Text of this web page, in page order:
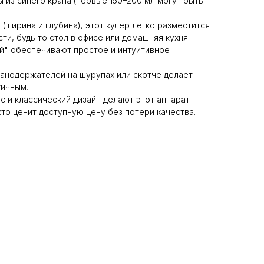
и глубина), этот кулер легко разместится
будь то стол в офисе или домашняя кухня.
обеспечивают простое и интуитивное
на шурупах или скотче делает
и классический дизайн делают этот аппарат
ценит доступную цену без потери качества.